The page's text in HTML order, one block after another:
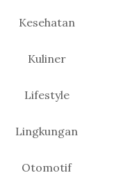
Kesehatan
Kuliner
Lifestyle
Lingkungan
Otomotif